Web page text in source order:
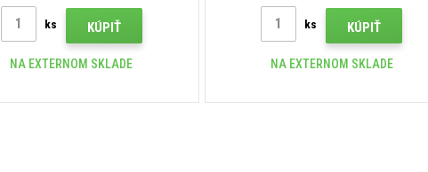
ks KÚPIŤ
NA EXTERNOM SKLADE
ks KÚPIŤ
NA EXTERNOM SKLADE